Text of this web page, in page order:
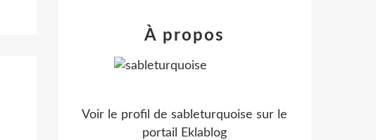
À propos
Voir le profil de sableturquoise sur le
portail Eklablog